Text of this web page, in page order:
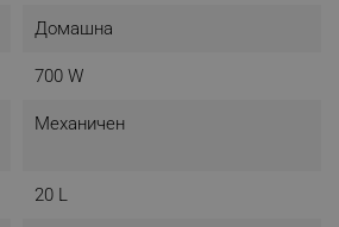
Домашна
700 W
Механичен
20 L